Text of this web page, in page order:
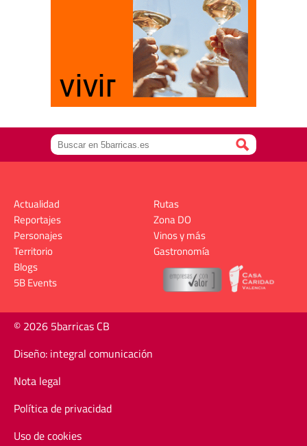
Actualidad
Reportajes
Personajes
Territorio
Rutas
Zona DO
Vinos y más
Gastronomía
Blogs
5B Events
© 2026 5barricas CB
Diseño: integral comunicación
Nota legal
Política de privacidad
Uso de cookies